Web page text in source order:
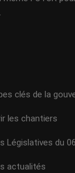
clés de la
les chantiers
Législatives du
actualités